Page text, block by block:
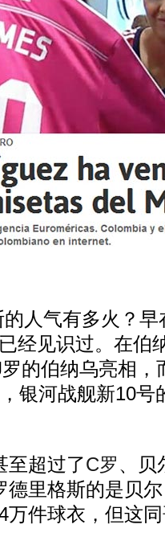
人气有多火？早
经见识过。在伯
的伯纳乌亮相，
银河战舰新10号
超过了C罗、贝
德里格斯的是贝
万件球衣，但这